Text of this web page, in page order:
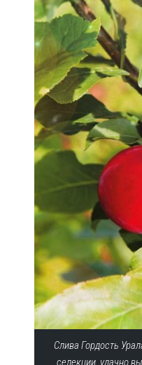
Слива Гордость
селекции, удачно